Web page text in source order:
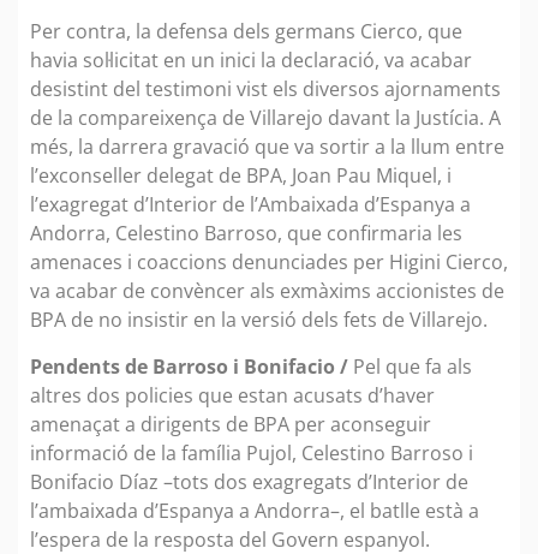
Per contra, la defensa dels germans Cierco, que
havia sol·licitat en un inici la declaració, va acabar
desistint del testimoni vist els diversos ajornaments
de la compareixença de Villarejo davant la Justícia. A
més, la darrera gravació que va sortir a la llum entre
l’exconseller delegat de BPA, Joan Pau Miquel, i
l’exagregat d’Interior de l’Ambaixada d’Espanya a
Andorra, Celestino Barroso, que confirmaria les
amenaces i coaccions denunciades per Higini Cierco,
va acabar de convèncer als exmàxims accionistes de
BPA de no insistir en la versió dels fets de Villarejo.
Pendents de Barroso i Bonifacio / Pel que fa als
altres dos policies que estan acusats d’haver
amenaçat a dirigents de BPA per aconseguir
informació de la família Pujol, Celestino Barroso i
Bonifacio Díaz –tots dos exagregats d’Interior de
l’ambaixada d’Espanya a Andorra–, el batlle està a
l’espera de la resposta del Govern espanyol.